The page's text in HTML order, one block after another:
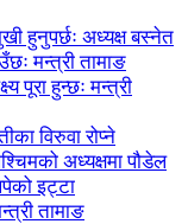
हुनुपर्छः अध्यक्ष बस्नेत
मन्त्री तामाङ
पूरा हुन्छः मन्त्री
विरुवा रोप्ने
अध्यक्षमा पौडेल
इट्टा
तामाङ